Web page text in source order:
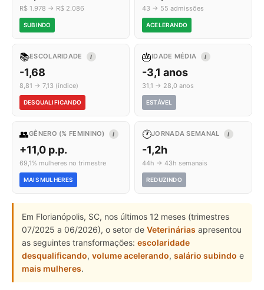
R$ 1.978 → R$ 2.086
SUBINDO
43 → 55 admissões
ACELERANDO
📚ESCOLARIDADE I
-1,68
8,81 → 7,13 (índice)
DESQUALIFICANDO
🎂IDADE MÉDIA I
-3,1 anos
31,1 → 28,0 anos
ESTÁVEL
👥GÊNERO (% FEMININO) I
+11,0 p.p.
69,1% mulheres no trimestre
MAIS MULHERES
🕐JORNADA SEMANAL I
-1,2h
44h → 43h semanais
REDUZINDO
Em Florianópolis, SC, nos últimos 12 meses (trimestres
07/2025 a 06/2026), o setor de Veterinárias apresentou
as seguintes transformações: escolaridade
desqualificando, volume acelerando, salário subindo e
mais mulheres.